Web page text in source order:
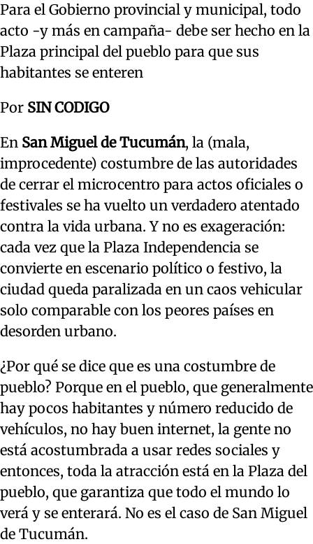
Para el Gobierno provincial y municipal, todo
acto -y más en campaña- debe ser hecho en la
Plaza principal del pueblo para que sus
habitantes se enteren
Por SIN CODIGO
En San Miguel de Tucumán, la (mala,
improcedente) costumbre de las autoridades
de cerrar el microcentro para actos oficiales o
festivales se ha vuelto un verdadero atentado
contra la vida urbana. Y no es exageración:
cada vez que la Plaza Independencia se
convierte en escenario político o festivo, la
ciudad queda paralizada en un caos vehicular
solo comparable con los peores países en
desorden urbano.
¿Por qué se dice que es una costumbre de
pueblo? Porque en el pueblo, que generalmente
hay pocos habitantes y número reducido de
vehículos, no hay buen internet, la gente no
está acostumbrada a usar redes sociales y
entonces, toda la atracción está en la Plaza del
pueblo, que garantiza que todo el mundo lo
verá y se enterará. No es el caso de San Miguel
de Tucumán.